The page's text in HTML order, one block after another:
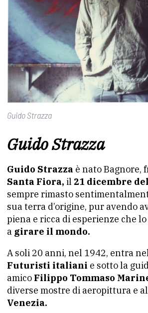
Guido Strazza
Guido Strazza
Guido Strazza è nato Bagnore,
Santa Fiora, il 21 dicembre
sempre rimasto
sua terra d’origine, pur avendo
piena e ricca di esperienze che
a girare il mondo.
A soli 20 anni, nel 1942, entra
Futuristi italiani e sotto la
amico Filippo Tommaso
diverse mostre di aeropittura e
Venezia.